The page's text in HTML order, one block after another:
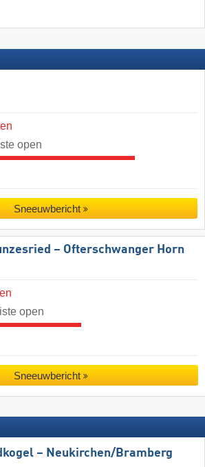
open
Sneeuwbericht
– Ofterschwanger Horn
open
Sneeuwbericht
– Neukirchen/​Bramberg